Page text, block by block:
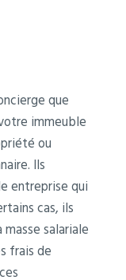
que
immeuble
ou
Ils
entreprise qui
cas, ils
salariale
frais de